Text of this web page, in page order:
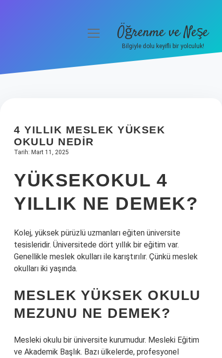
Hakkımızda
menüyüÖğrenme ve Neşe
Bilgiyle dolu keyifli bir yolculuk!
4 YILLIK MESLEK YÜKSEK
OKULU NEDIR
Tarih: Mart 11, 2025
YÜKSEKOKUL 4
YILLIK NE DEMEK?
Kolej, yüksek pürüzlü uzmanları eğiten üniversite
tesisleridir. Üniversitede dört yıllık bir eğitim var.
Genellikle meslek okulları ile karıştırılır. Çünkü meslek
okulları iki yaşında.
MESLEK YÜKSEK OKULU
MEZUNU NE DEMEK?
Mesleki okulu bir üniversite kurumudur. Mesleki Eğitim
ve Akademik Başlık. Bazı ülkelerde, profesyonel